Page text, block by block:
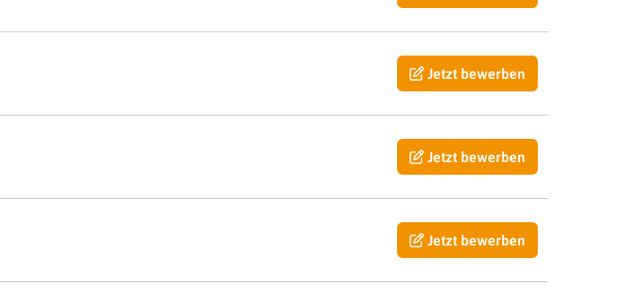
Jetzt bewerben
Jetzt bewerben
Jetzt bewerben